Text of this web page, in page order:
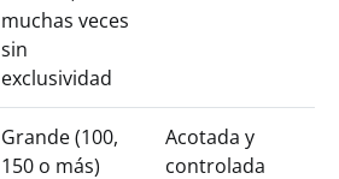
muchas veces
sin
exclusividad
Grande (100,
150 o más)
Acotada y
controlada